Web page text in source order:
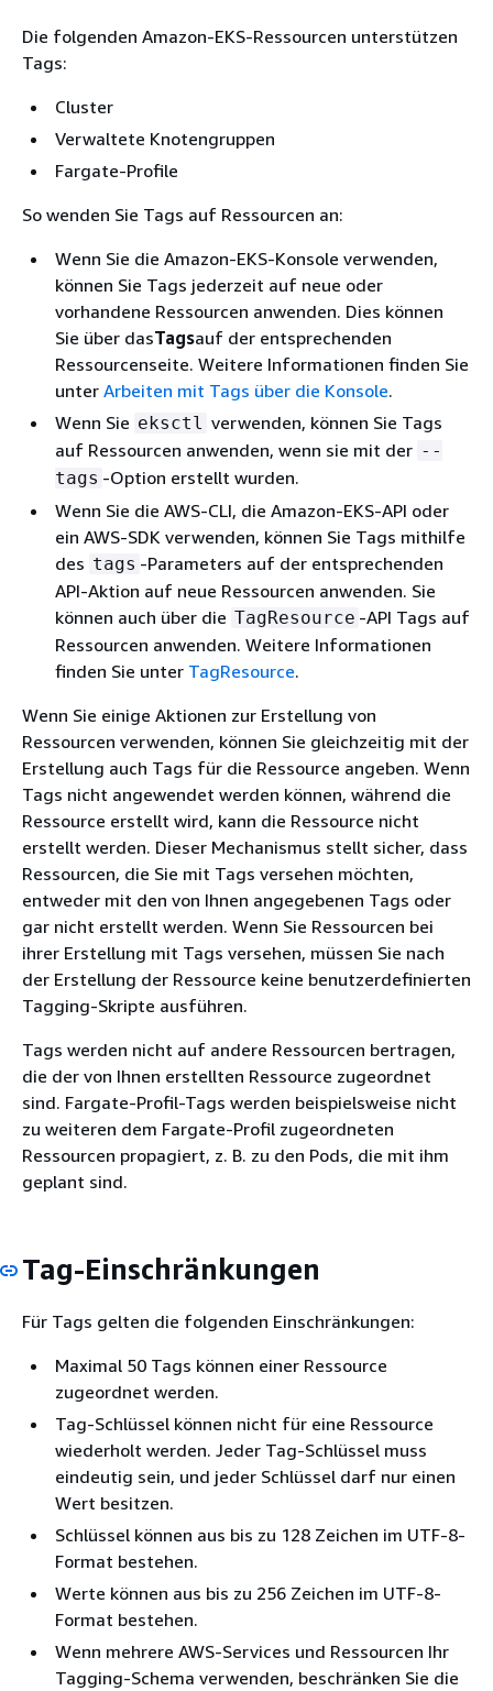
Die folgenden Amazon-EKS-Ressourcen unterstützen
Tags:
Cluster
Verwaltete Knotengruppen
Fargate-Profile
So wenden Sie Tags auf Ressourcen an:
Wenn Sie die Amazon-EKS-Konsole verwenden,
können Sie Tags jederzeit auf neue oder
vorhandene Ressourcen anwenden. Dies können
Sie über dasTagsauf der entsprechenden
Ressourcenseite. Weitere Informationen finden Sie
unter Arbeiten mit Tags über die Konsole.
Wenn Sie eksctl verwenden, können Sie Tags
auf Ressourcen anwenden, wenn sie mit der --
tags -Option erstellt wurden.
Wenn Sie die AWS-CLI, die Amazon-EKS-API oder
ein AWS-SDK verwenden, können Sie Tags mithilfe
des tags -Parameters auf der entsprechenden
API-Aktion auf neue Ressourcen anwenden. Sie
können auch über die TagResource -API Tags auf
Ressourcen anwenden. Weitere Informationen
finden Sie unter TagResource.
Wenn Sie einige Aktionen zur Erstellung von
Ressourcen verwenden, können Sie gleichzeitig mit der
Erstellung auch Tags für die Ressource angeben. Wenn
Tags nicht angewendet werden können, während die
Ressource erstellt wird, kann die Ressource nicht
erstellt werden. Dieser Mechanismus stellt sicher, dass
Ressourcen, die Sie mit Tags versehen möchten,
entweder mit den von Ihnen angegebenen Tags oder
gar nicht erstellt werden. Wenn Sie Ressourcen bei
ihrer Erstellung mit Tags versehen, müssen Sie nach
der Erstellung der Ressource keine benutzerdefinierten
Tagging-Skripte ausführen.
Tags werden nicht auf andere Ressourcen bertragen,
die der von Ihnen erstellten Ressource zugeordnet
sind. Fargate-Profil-Tags werden beispielsweise nicht
zu weiteren dem Fargate-Profil zugeordneten
Ressourcen propagiert, z. B. zu den Pods, die mit ihm
geplant sind.
Tag-Einschränkungen
Für Tags gelten die folgenden Einschränkungen:
Maximal 50 Tags können einer Ressource
zugeordnet werden.
Tag-Schlüssel können nicht für eine Ressource
wiederholt werden. Jeder Tag-Schlüssel muss
eindeutig sein, und jeder Schlüssel darf nur einen
Wert besitzen.
Schlüssel können aus bis zu 128 Zeichen im UTF-8-
Format bestehen.
Werte können aus bis zu 256 Zeichen im UTF-8-
Format bestehen.
Wenn mehrere AWS-Services und Ressourcen Ihr
Tagging-Schema verwenden, beschränken Sie die